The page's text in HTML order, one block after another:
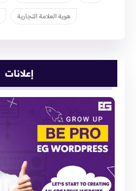
هوية العلامة التجارية
إعلانات